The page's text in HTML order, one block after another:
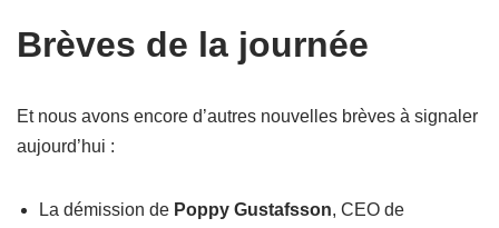
Brèves de la journée
Et nous avons encore d’autres nouvelles brèves à signaler
aujourd’hui :
La démission de Poppy Gustafsson, CEO de